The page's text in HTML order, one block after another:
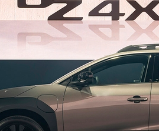
€ 27.945,- Vanaf €
(excl. BTW)
ALS BATTERIJ-
€ 56.570,-
Land
BTW)
Vanaf €